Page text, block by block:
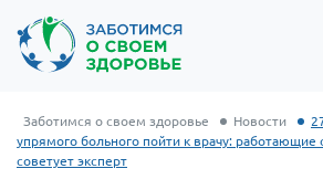
Заботимся о своем здоровье Новости
упрямого больного пойти к врачу: работающие
советует эксперт